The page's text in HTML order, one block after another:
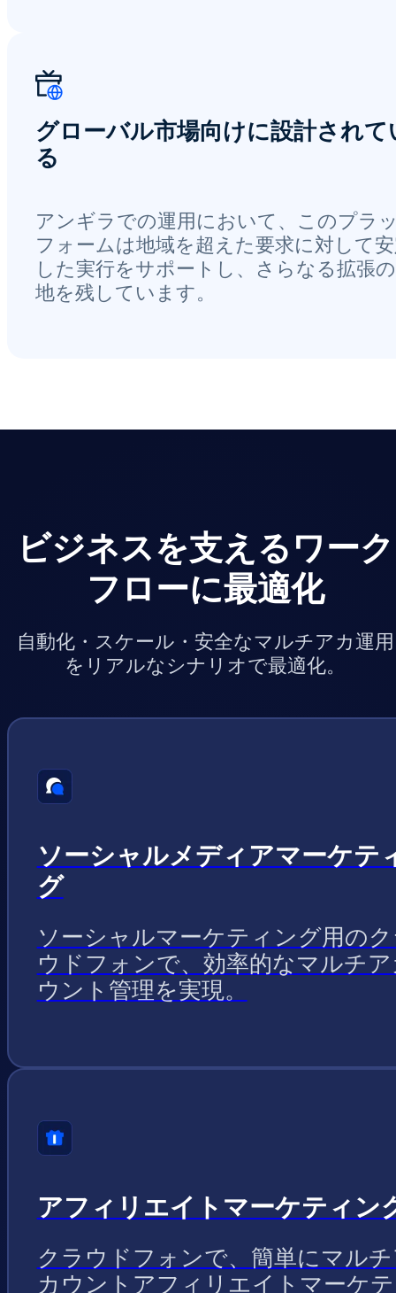
グローバル市場向けに設計されて
る
アンギラでの運用において、このプラ
フォームは地域を超えた要求に対して
した実行をサポートし、さらなる拡張
地を残しています。
ビジネスを支えるワーク
フローに最適化
自動化・スケール・安全なマルチアカ運用
をリアルなシナリオで最適化。
ソーシャルメディアマーケテ
グ
ソーシャルマーケティング用の
ウドフォンで、効率的なマルチ
ウント管理を実現。
アフィリエイトマーケティン
クラウドフォンで、簡単にマル
カウントアフィリエイトマーケ